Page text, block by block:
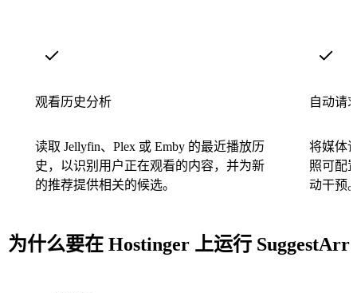
观看历史分析
读取 Jellyfin、Plex 或 Emby 的最近播放历
史，以识别用户正在观看的内容，并为新
的推荐提供相关的候选。
自动请
将媒体
照可配
动干预
为什么要在 Hostinger 上运行 SuggestArr